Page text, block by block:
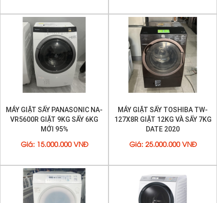
MÁY GIẶT SẤY PANASONIC NA-
VR5600R GIẶT 9KG SẤY 6KG
MỚI 95%
Giá: 15.000.000 VNĐ
MÁY GIẶT SẤY TOSHIBA TW-
127X8R GIẶT 12KG VÀ SẤY 7KG
DATE 2020
Giá: 25.000.000 VNĐ